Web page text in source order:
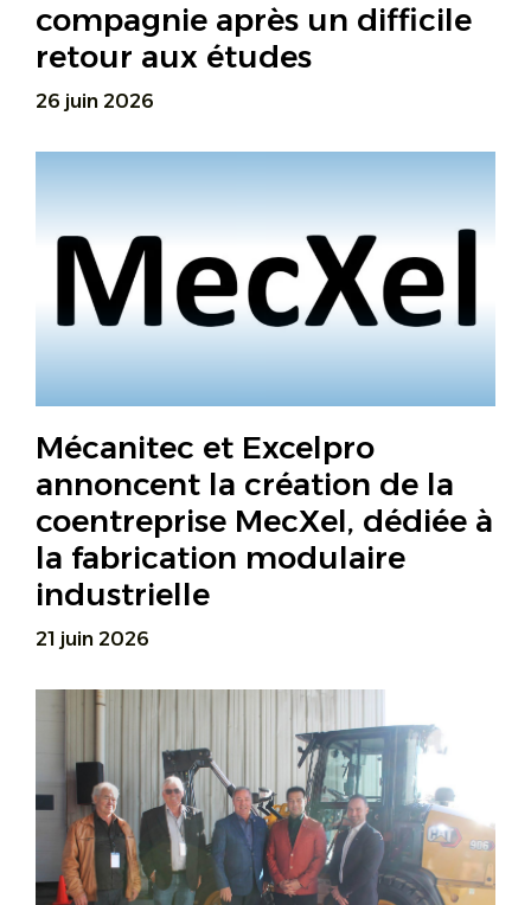
compagnie après un difficile
retour aux études
26 juin 2026
Mécanitec et Excelpro
annoncent la création de la
coentreprise MecXel, dédiée à
la fabrication modulaire
industrielle
21 juin 2026